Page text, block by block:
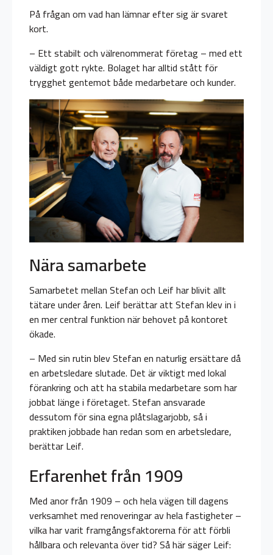
På frågan om vad han lämnar efter sig är svaret
kort.
– Ett stabilt och välrenommerat företag – med ett
väldigt gott rykte. Bolaget har alltid stått för
trygghet gentemot både medarbetare och kunder.
Nära samarbete
Samarbetet mellan Stefan och Leif har blivit allt
tätare under åren. Leif berättar att Stefan klev in i
en mer central funktion när behovet på kontoret
ökade.
– Med sin rutin blev Stefan en naturlig ersättare då
en arbetsledare slutade. Det är viktigt med lokal
förankring och att ha stabila medarbetare som har
jobbat länge i företaget. Stefan ansvarade
dessutom för sina egna plåtslagarjobb, så i
praktiken jobbade han redan som en arbetsledare,
berättar Leif.
Erfarenhet från 1909
Med anor från 1909 – och hela vägen till dagens
verksamhet med renoveringar av hela fastigheter –
vilka har varit framgångsfaktorerna för att förbli
hållbara och relevanta över tid? Så här säger Leif: